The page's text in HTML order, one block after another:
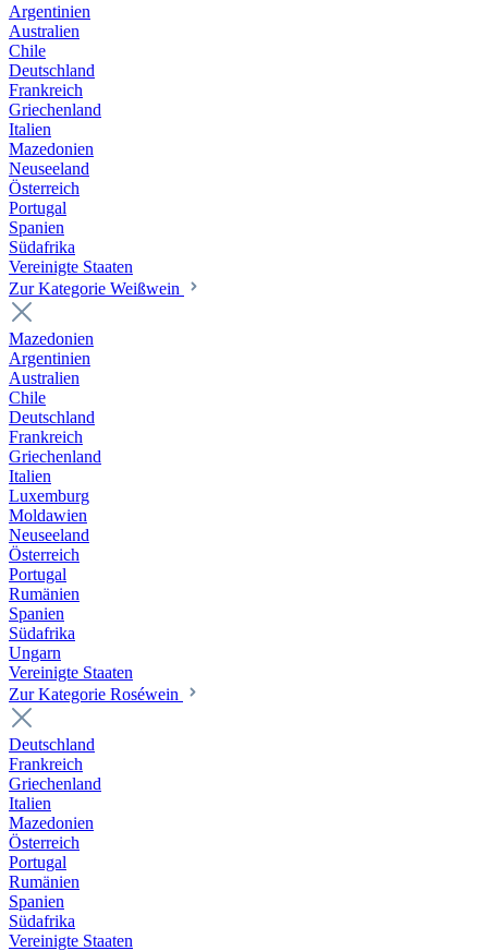
Argentinien
Australien
Chile
Deutschland
Frankreich
Griechenland
Italien
Mazedonien
Neuseeland
Österreich
Portugal
Spanien
Südafrika
Vereinigte Staaten
Zur Kategorie Weißwein
Mazedonien
Argentinien
Australien
Chile
Deutschland
Frankreich
Griechenland
Italien
Luxemburg
Moldawien
Neuseeland
Österreich
Portugal
Rumänien
Spanien
Südafrika
Ungarn
Vereinigte Staaten
Zur Kategorie Roséwein
Deutschland
Frankreich
Griechenland
Italien
Mazedonien
Österreich
Portugal
Rumänien
Spanien
Südafrika
Vereinigte Staaten